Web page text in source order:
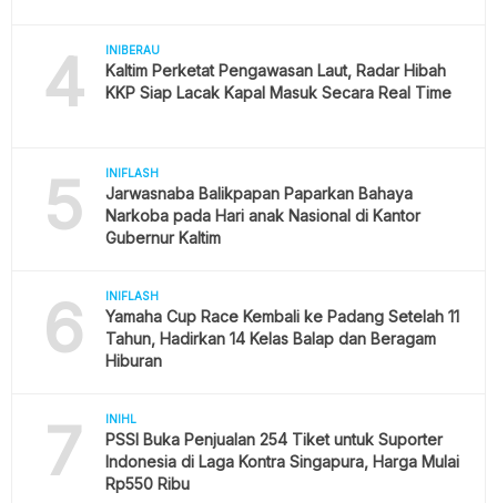
4 INIBERAU
Kaltim Perketat Pengawasan Laut, Radar Hibah
KKP Siap Lacak Kapal Masuk Secara Real Time
5 INIFLASH
Jarwasnaba Balikpapan Paparkan Bahaya
Narkoba pada Hari anak Nasional di Kantor
Gubernur Kaltim
6 INIFLASH
Yamaha Cup Race Kembali ke Padang Setelah 11
Tahun, Hadirkan 14 Kelas Balap dan Beragam
Hiburan
7 INIHL
PSSI Buka Penjualan 254 Tiket untuk Suporter
Indonesia di Laga Kontra Singapura, Harga Mulai
Rp550 Ribu